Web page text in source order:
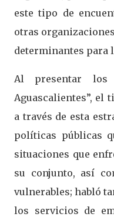
este tipo de
otras
determinantes para
Al presentar los
Aguascalientes”, el
a través de esta
políticas públicas
situaciones que
su conjunto, así
vulnerables; habló
los servicios de